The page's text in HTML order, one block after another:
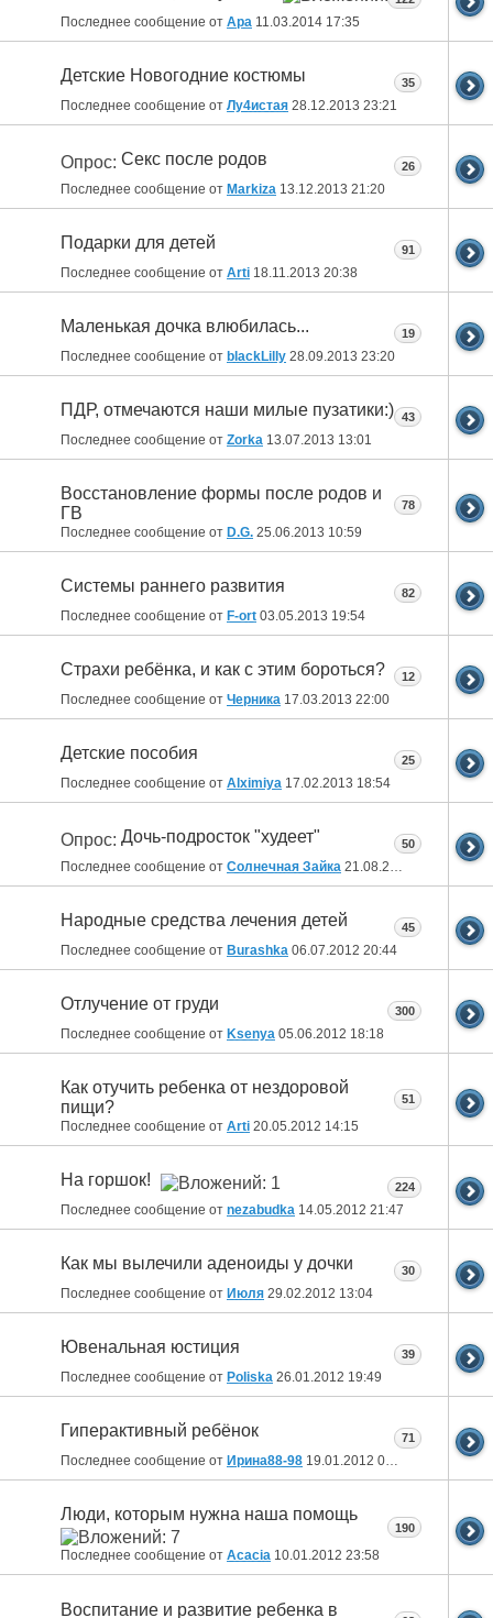
Последнее сообщение от Ара 11.03.2014 17:35
Детские Новогодние костюмы
Последнее сообщение от Лу4истая 28.12.2013 23:21
35
Опрос: Секс после родов
Последнее сообщение от Markiza 13.12.2013 21:20
26
Подарки для детей
Последнее сообщение от Arti 18.11.2013 20:38
91
Маленькая дочка влюбилась...
Последнее сообщение от blackLilly 28.09.2013 23:20
19
ПДР, отмечаются наши милые пузатики:)
Последнее сообщение от Zorka 13.07.2013 13:01
43
Восстановление формы после родов и
ГВ
Последнее сообщение от D.G. 25.06.2013 10:59
78
Системы раннего развития
Последнее сообщение от F-ort 03.05.2013 19:54
82
Страхи ребёнка, и как с этим бороться?
Последнее сообщение от Черника 17.03.2013 22:00
12
Детские пособия
Последнее сообщение от Alximiya 17.02.2013 18:54
25
Опрос: Дочь-подросток "худеет"
Последнее сообщение от Солнечная Зайка 21.08.2012
50
Народные средства лечения детей
Последнее сообщение от Burashka 06.07.2012 20:44
45
Отлучение от груди
Последнее сообщение от Ksenya 05.06.2012 18:18
300
Как отучить ребенка от нездоровой
пищи?
Последнее сообщение от Arti 20.05.2012 14:15
51
На горшок!
Последнее сообщение от nezabudka 14.05.2012 21:47
224
Как мы вылечили аденоиды у дочки
Последнее сообщение от Июля 29.02.2012 13:04
30
Ювенальная юстиция
Последнее сообщение от Poliska 26.01.2012 19:49
39
Гиперактивный ребёнок
Последнее сообщение от Ирина88-98 19.01.2012 01:57
71
Люди, которым нужна наша помощь
Последнее сообщение от Acacia 10.01.2012 23:58
190
Воспитание и развитие ребенка в